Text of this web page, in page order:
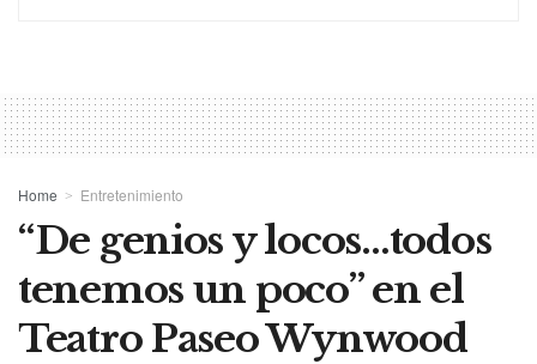
Home Entretenimiento
“De genios y locos…todos
tenemos un poco” en el
Teatro Paseo Wynwood